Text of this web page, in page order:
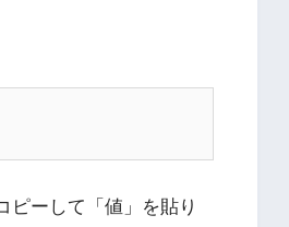
ピーして「値」を貼り